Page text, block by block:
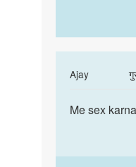
AjayIn
to
Hum
Me
chahta
Me sex